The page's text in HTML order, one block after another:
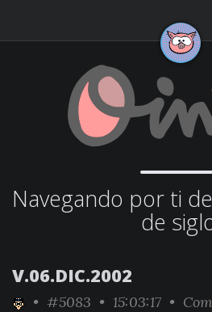
Navegando por ti
de
V.06.DIC.2002
• #5083 • 15:03:17 •